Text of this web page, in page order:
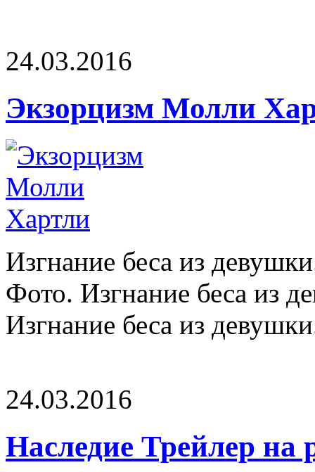
24.03.2016
Экзорцизм Молли
Изгнание беса из
Фото. Изгнание беса из
Изгнание беса из
24.03.2016
Наследие Трейлер на